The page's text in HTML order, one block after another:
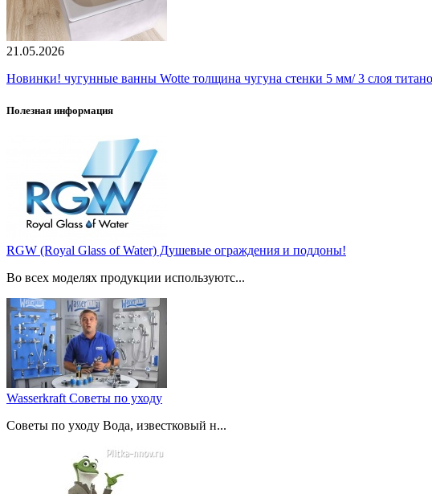
21.05.2026
Новинки! чугунные ванны Wotte толщина чугуна стенки 5 мм/ 3 слоя
Полезная информация
RGW (Royal Glass of Water) Душевые ограждения и поддоны!
Во всех моделях продукции используютс...
Wasserkraft Советы по уходу
Советы по уходу Вода, известковый н...